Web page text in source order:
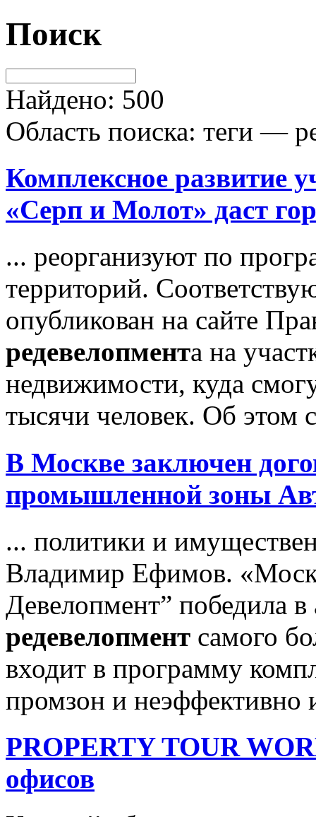
Поиск
Найдено: 500
Область поиска: теги —
Комплексное развитие
«Серп и Молот» даст
... реорганизуют по
территорий.
опубликован на сайте
редевелопмента на
недвижимости, куда
тысячи человек. Об этом
В Москве заключен
промышленной зоны
... политики и
Владимир Ефимов.
Девелопмент” победила
редевелопмент самого
входит в программу
промзон и неэффективно
PROPERTY TOUR
офисов